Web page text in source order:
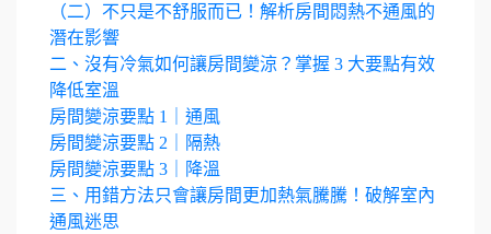
（二）不只是不舒服而已！解析房間悶熱不通風的
潛在影響
二、沒有冷氣如何讓房間變涼？掌握 3 大要點有效
降低室溫
房間變涼要點 1｜通風
房間變涼要點 2｜隔熱
房間變涼要點 3｜降溫
三、用錯方法只會讓房間更加熱氣騰騰！破解室內
通風迷思